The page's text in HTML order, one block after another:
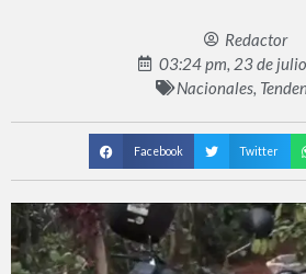
Redactor
03:24 pm, 23 de
Nacionales,
Facebook Twitter